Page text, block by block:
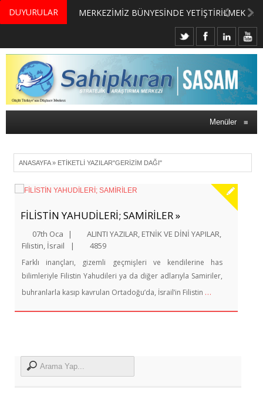
DUYURULAR MERKEZİMİZ BÜNYESİNDE YETİŞTİRİLMEK ÜZERE GÖNÜLLÜ ÜLKE MASASI UZMANI VE UZMAN ADAYLARI ARIYORUZ
Menüler ≡
ANASAYFA» ETIKETLI YAZILAR"GERIZIM DAĞI"
FİLİSTİN YAHUDİLERİ; SAMİRİLER »
07th Oca | ALINTI YAZILAR ETNİK VE DİNİ YAPILAR
Filistin İsrail | 4859
Farklı inançları, gizemli geçmişleri ve kendilerine has
bilimleriyle Filistin Yahudileri ya da diğer adlarıyla Samiriler,
buhranlarla kasıp kavrulan Ortadoğu’da, İsrail’in Filistin …